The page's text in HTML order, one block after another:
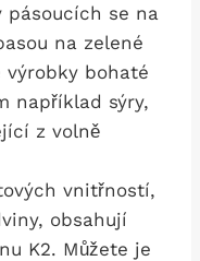
pásoucích se na
na zelené
bohaté
například sýry,
z volně
vnitřností,
obsahují
K2. Můžete je